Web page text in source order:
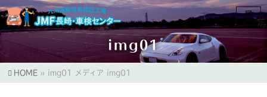
img01
HOME » img01 メディア img01